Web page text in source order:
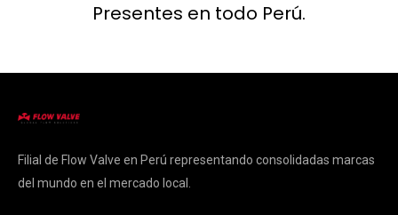
Presentes en todo Perú.
Filial de Flow Valve en Perú representando consolidadas marcas
del mundo en el mercado local.